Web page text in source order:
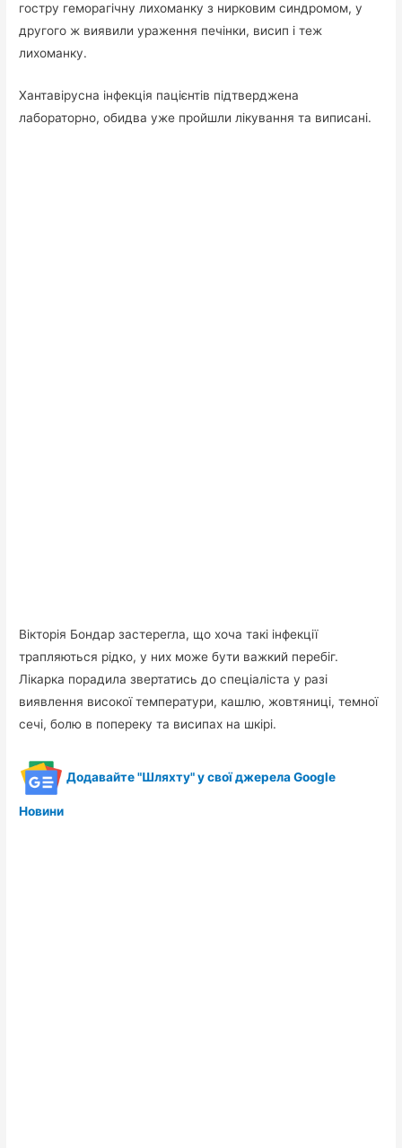
гостру геморагічну лихоманку з нирковим синдромом, у
другого ж виявили ураження печінки, висип і теж
лихоманку.
Хантавірусна інфекція пацієнтів підтверджена
лабораторно, обидва уже пройшли лікування та виписані.
Вікторія Бондар застерегла, що хоча такі інфекції
трапляються рідко, у них може бути важкий перебіг.
Лікарка порадила звертатись до спеціаліста у разі
виявлення високої температури, кашлю, жовтяниці, темної
сечі, болю в попереку та висипах на шкірі.
Додавайте "Шляхту" у свої джерела Google
Новини